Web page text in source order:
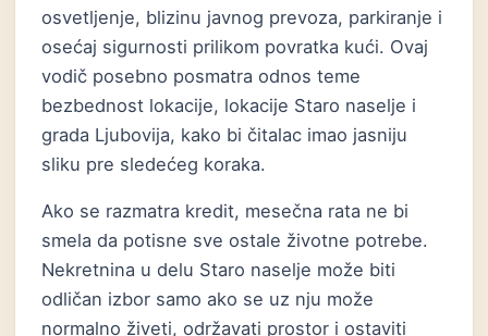
osvetljenje, blizinu javnog prevoza, parkiranje i
osećaj sigurnosti prilikom povratka kući. Ovaj
vodič posebno posmatra odnos teme
bezbednost lokacije, lokacije Staro naselje i
grada Ljubovija, kako bi čitalac imao jasniju
sliku pre sledećeg koraka.
Ako se razmatra kredit, mesečna rata ne bi
smela da potisne sve ostale životne potrebe.
Nekretnina u delu Staro naselje može biti
odličan izbor samo ako se uz nju može
normalno živeti, održavati prostor i ostaviti